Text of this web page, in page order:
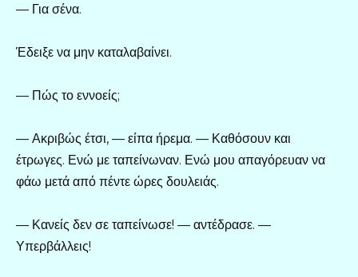
— Για σένα.
Έδειξε να μην καταλαβαίνει.
— Πώς το εννοείς;
— Ακριβώς έτσι, — είπα ήρεμα. — Καθόσουν και
έτρωγες. Ενώ με ταπείνωναν. Ενώ μου απαγόρευαν να
φάω μετά από πέντε ώρες δουλειάς.
— Κανείς δεν σε ταπείνωσε! — αντέδρασε. —
Υπερβάλλεις!